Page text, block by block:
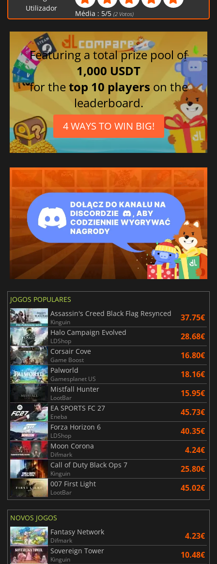
Utilizador
Média : 5/5 (2Votos)
Featuring a total prize pool of
1,000 USDT
for thetop 10 players on the
leaderboard.
4 WAYS TO WIN BIG!
JOGOS POPULARES
Assassin's Creed Black Flag Resynced
Kinguin 37.75€
Halo Campaign Evolved
LDShop 28.68€
Corsair Cove
Game Boost 16.80€
Palworld
Gamesplanet US 18.16€
Mistfall Hunter
LootBar 15.95€
EA SPORTS FC 27
Eneba 45.73€
Forza Horizon 6
LDShop 40.35€
Moon Corona
Difmark 4.24€
Call of Duty Black Ops 7
Kinguin 25.80€
007 First Light
LootBar 45.02€
NOVOS JOGOS
Fantasy Network
Difmark 4.23€
Sovereign Tower
Kinguin 10.48€